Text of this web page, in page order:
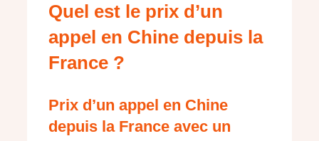
Quel est le prix d’un
appel en Chine depuis la
France ?
Prix d’un appel en Chine
depuis la France avec un